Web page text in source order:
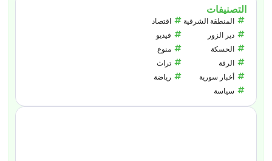
التصنيفات
المنطقة الشرقية
دير الزور
الحسكة
الرقة
أخبار سورية
سياسة
اقتصاد
فيديو
منوع
تراث
رياضة